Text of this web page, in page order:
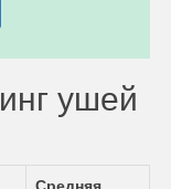
ушей
Средняя